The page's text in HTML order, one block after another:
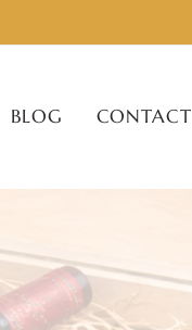
BLOG CONTACT